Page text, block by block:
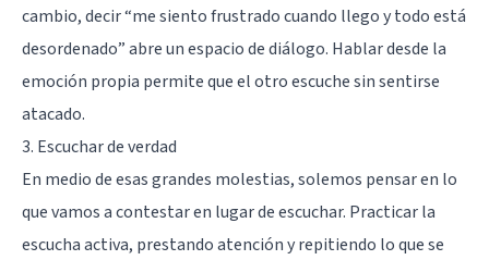
cambio, decir “me siento frustrado cuando llego y todo está
desordenado” abre un espacio de diálogo. Hablar desde la
emoción propia permite que el otro escuche sin sentirse
atacado.
3. Escuchar de verdad
En medio de esas grandes molestias, solemos pensar en lo
que vamos a contestar en lugar de escuchar. Practicar la
escucha activa, prestando atención y repitiendo lo que se